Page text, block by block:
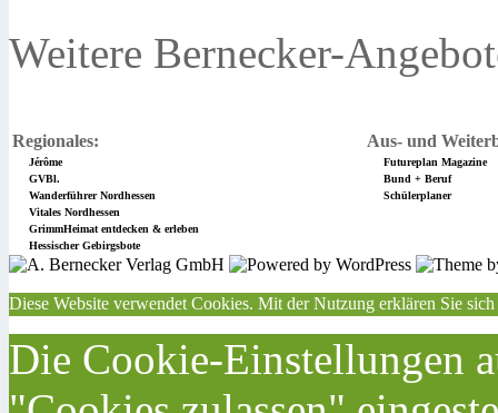
Weitere Bernecker-
Regionales: Aus- und
Jérôme
Futureplan Magazine
GVBl.
Bund + Beruf
Wanderführer Nordhessen
Schülerplaner
Vitales Nordhessen
GrimmHeimat entdecken & erleben
Hessischer Gebirgsbote
Diese Website verwendet Cookies. Mit der Nutzung erklären Sie
Die Cookie-Einstellungen